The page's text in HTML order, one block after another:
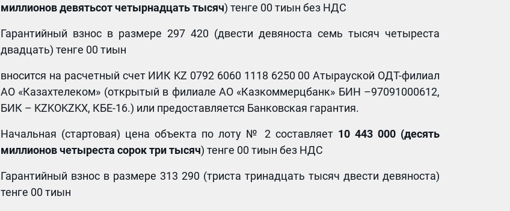
миллионов девятьсот четырнадцать тысяч) тенге 00 тиын без НДС
Гарантийный взнос в размере 297 420 (двести девяноста семь тысяч четыреста
двадцать) тенге 00 тиын
вносится на расчетный счет ИИК KZ 0792 6060 1118 6250 00 Атырауской ОДТ-филиал
АО «Казахтелеком» (открытый в филиале АО «Казком­мерцбанк» БИН –97091000612,
БИК – KZKOKZKX, КБЕ-16.) или предоставляется Банковская гарантия.
Начальная (стартовая) цена объекта по лоту № 2 составляет 10 443 000 (десять
миллионов четыреста сорок три тысяч) тенге 00 тиын без НДС
Гарантийный взнос в размере 313 290 (триста тринадцать тысяч двести девяноста)
тенге 00 тиын